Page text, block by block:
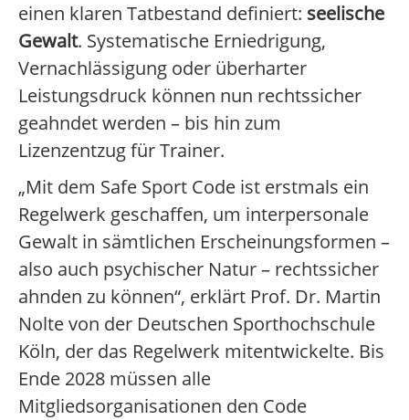
einen klaren Tatbestand definiert: seelische
Gewalt. Systematische Erniedrigung,
Vernachlässigung oder überharter
Leistungsdruck können nun rechtssicher
geahndet werden – bis hin zum
Lizenzentzug für Trainer.
„Mit dem Safe Sport Code ist erstmals ein
Regelwerk geschaffen, um interpersonale
Gewalt in sämtlichen Erscheinungsformen –
also auch psychischer Natur – rechtssicher
ahnden zu können“, erklärt Prof. Dr. Martin
Nolte von der Deutschen Sporthochschule
Köln, der das Regelwerk mitentwickelte. Bis
Ende 2028 müssen alle
Mitgliedsorganisationen den Code